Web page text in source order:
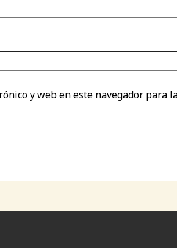
y web en este navegador para